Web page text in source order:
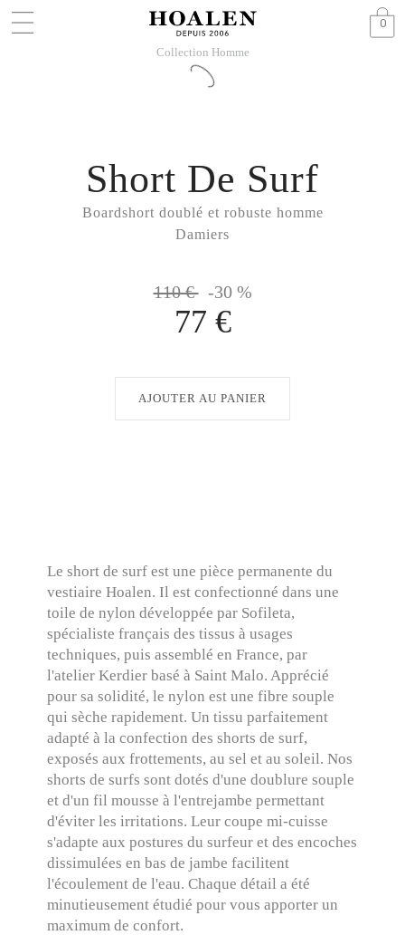
0
Collection Homme
Boardshort doublé et robuste homme
Damiers
Short De Surf
110 € -30 %
77 €
AJOUTER AU PANIER
Le short de surf est une pièce permanente du
vestiaire Hoalen. Il est confectionné dans une
toile de nylon développée par Sofileta,
spécialiste français des tissus à usages
techniques, puis assemblé en France, par
l'atelier Kerdier basé à Saint Malo. Apprécié
pour sa solidité, le nylon est une fibre souple
qui sèche rapidement. Un tissu parfaitement
adapté à la confection des shorts de surf,
exposés aux frottements, au sel et au soleil. Nos
shorts de surfs sont dotés d'une doublure souple
et d'un fil mousse à l'entrejambe permettant
d'éviter les irritations. Leur coupe mi-cuisse
s'adapte aux postures du surfeur et des encoches
dissimulées en bas de jambe facilitent
l'écoulement de l'eau. Chaque détail a été
minutieusement étudié pour vous apporter un
maximum de confort.